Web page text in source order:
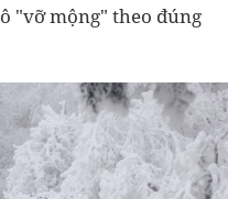
"vỡ mộng" theo đúng